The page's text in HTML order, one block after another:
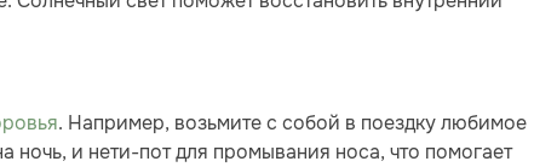
. Например, возьмите с собой в поездку любимое
и нети-пот для промывания носа, что помогает